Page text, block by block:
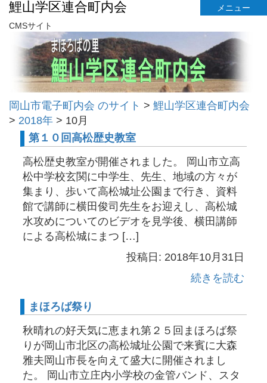
鯉山学区連合町内会
メニュー
CMSサイト
岡山市電子町内会 のサイト > 鯉山学区連合町内会
> 2018年 > 10月
第１０回高松歴史教室
高松歴史教室が開催されました。 岡山市立高
松中学校玄関に中学生、先生、地域の方々が
集まり、歩いて高松城址公園まで行き、資料
館で講師に横田俊司先生をお迎えし、高松城
水攻めについてのビデオを見学後、横田講師
による高松城にまつ […]
投稿日: 2018年10月31日
続きを読む
まほろば祭り
秋晴れの好天気に恵まれ第２５回まほろば祭
りが岡山市北区の高松城址公園で来賓に大森
雅夫岡山市長を向えて盛大に開催されまし
た。 岡山市立庄内小学校の金管バンド、スタ